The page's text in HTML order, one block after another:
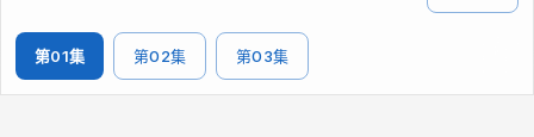
第01集 第02集 第03集